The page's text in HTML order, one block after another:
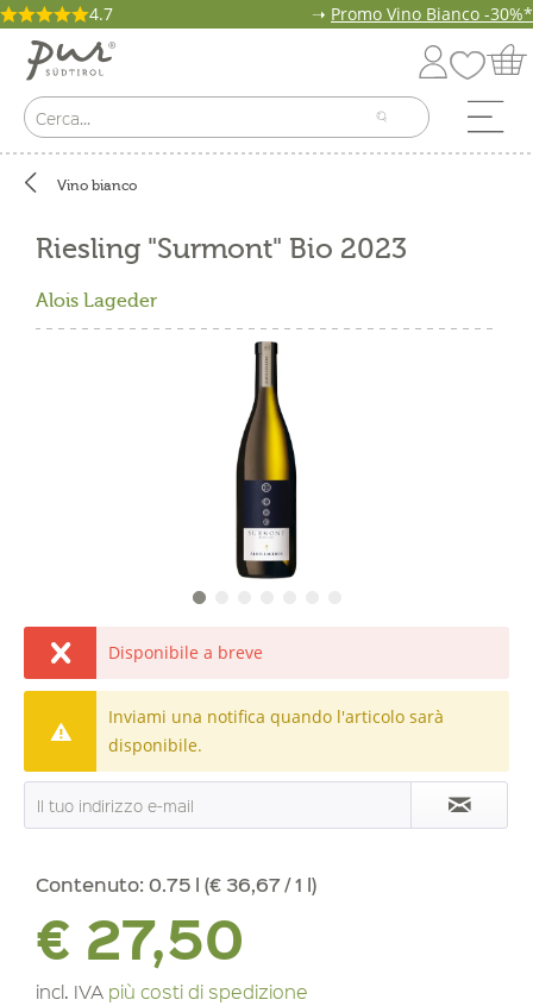
4.7 ➝ Promo Vino Bianco -30%*
Vino bianco
Riesling "Surmont" Bio 2023
Alois Lageder
Disponibile a breve
Inviami una notifica quando l'articolo sarà
disponibile.
Contenuto: 0.75 l (€ 36,67 / 1 l)
€ 27,50
incl. IVA più costi di spedizione